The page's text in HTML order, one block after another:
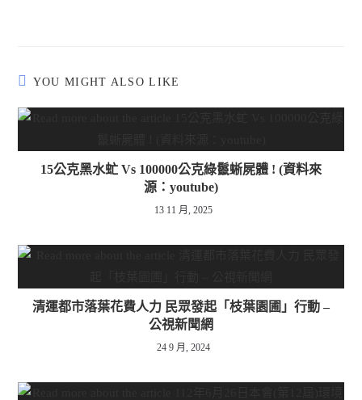
YOU MIGHT ALSO LIKE
15公克黑水虻 Vs 100000公克綠鬣蜥屍體 ! (資料來
源：youtube)
13 11 月, 2025
清運都市落葉花費人力 民眾發起「枝葉園圃」行動 –
公視新聞網
24 9 月, 2024